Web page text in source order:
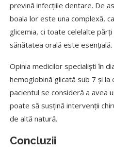
prevină infecțiile dentare. De
boala lor este una complexă,
glicemia, ci toate celelalte
sănătatea orală este esențială.
Opinia medicilor specialiști în
hemoglobină glicată sub 7 și la
pacientul se consideră a avea
poate să susțină intervenții
de altă natură.
Concluzii